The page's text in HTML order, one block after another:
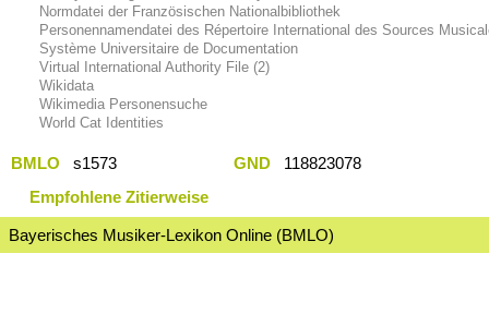
Normdatei der Französischen Nationalbibliothek
Personennamendatei des Répertoire International des Sources
Système Universitaire de Documentation
Virtual International Authority File (2)
Wikidata
Wikimedia Personensuche
World Cat Identities
BMLO s1573 GND
118823078
Empfohlene Zitierweise
Bayerisches Musiker-Lexikon Online (BMLO)